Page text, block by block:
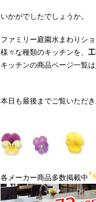
いかがでしたでしょうか。
ファミリー庭園水まわりシ
様々な種類のキッチンを、
キッチンの商品ページ一覧は
本日も最後までご覧いただ
各メーカー商品多数掲載中